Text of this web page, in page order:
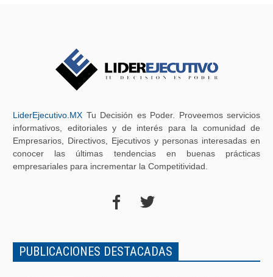
LiderEjecutivo.MX Tu Decisión es Poder. Proveemos servicios
informativos, editoriales y de interés para la comunidad de
Empresarios, Directivos, Ejecutivos y personas interesadas en
conocer las últimas tendencias en buenas prácticas
empresariales para incrementar la Competitividad.
PUBLICACIONES DESTACADAS